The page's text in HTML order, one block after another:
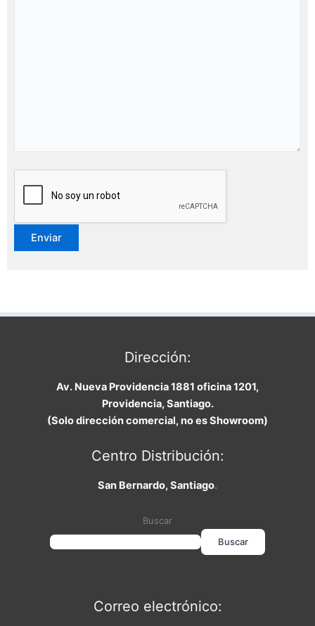
Dirección:
Av. Nueva Providencia 1881 oficina 1201,
Providencia, Santiago.
(Solo dirección comercial, no es Showroom)
Centro Distribución:
San Bernardo, Santiago.
Buscar
Buscar
Correo electrónico: